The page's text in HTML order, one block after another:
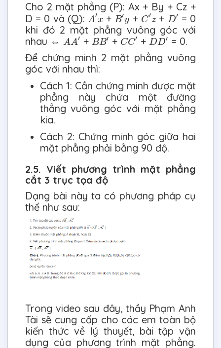
Cho 2 mặt phẳng (P): Ax + By + Cz +
D = 0 và (Q): A′x
A′x + B′y
B′y + C′z
C′z+ D′
D′ = 0
khi đó 2 mặt phẳng vuông góc với
nhau ⇔ AA′
AA′ + BB′
BB′ + CC′
CC′ + DD′
DD′ = 0.
Để chứng minh 2 mặt phẳng vuông
góc với nhau thì:
Cách 1: Cần chứng minh được mặt
phẳng này chứa một đường
thẳng vuông góc với mặt phẳng
kia.
Cách 2: Chứng minh góc giữa hai
mặt phẳng phải bằng 90 độ.
2.5. Viết phương trình mặt phẳng
cắt 3 trục tọa độ
Dạng bài này ta có phương pháp cụ
thể như sau:
Trong video sau đây, thầy Phạm Anh
Tài sẽ cung cấp cho các em toàn bộ
kiến thức về lý thuyết, bài tập vận
dụng của phương trình mặt phẳng.